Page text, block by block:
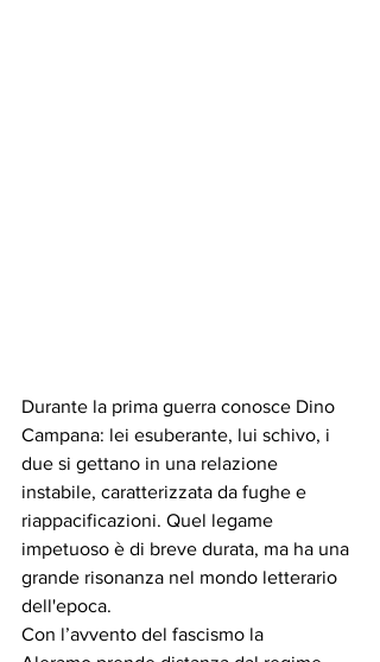
Durante la prima guerra conosce Dino
Campana: lei esuberante, lui schivo, i
due si gettano in una relazione
instabile, caratterizzata da fughe e
riappacificazioni. Quel legame
impetuoso è di breve durata, ma ha una
grande risonanza nel mondo letterario
dell'epoca.
Con l’avvento del fascismo la